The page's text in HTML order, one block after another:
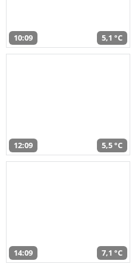
10:09 5,1 °C
12:09 5,5 °C
14:09 7,1 °C